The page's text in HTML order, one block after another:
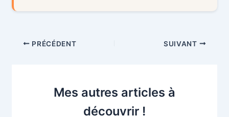
PRÉCÉDENT SUIVANT
Mes autres articles à
découvrir !